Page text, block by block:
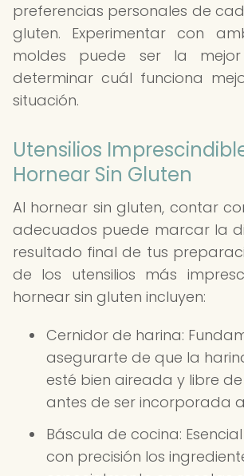
preferencias personales de
gluten. Experimentar con
moldes puede ser la
determinar cuál funciona
situación.
Utensilios
Hornear Sin Gluten
Al hornear sin gluten, contar
adecuados puede marcar la
resultado final de tus
de los utensilios más
hornear sin gluten incluyen:
Cernidor de harina:
asegurarte de que la
esté bien aireada y libre
antes de ser incorporada
Báscula de cocina:
con precisión los